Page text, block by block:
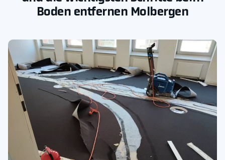
Boden entfernen Molbergen